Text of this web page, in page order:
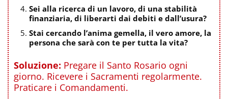
Sei alla ricerca di un lavoro, di una stabilità
finanziaria, di liberarti dai debiti e dall’usura?
Stai cercando l’anima gemella, il vero amore, la
persona che sarà con te per tutta la vita?
Soluzione: Pregare il Santo Rosario ogni
giorno. Ricevere i Sacramenti regolarmente.
Praticare i Comandamenti.